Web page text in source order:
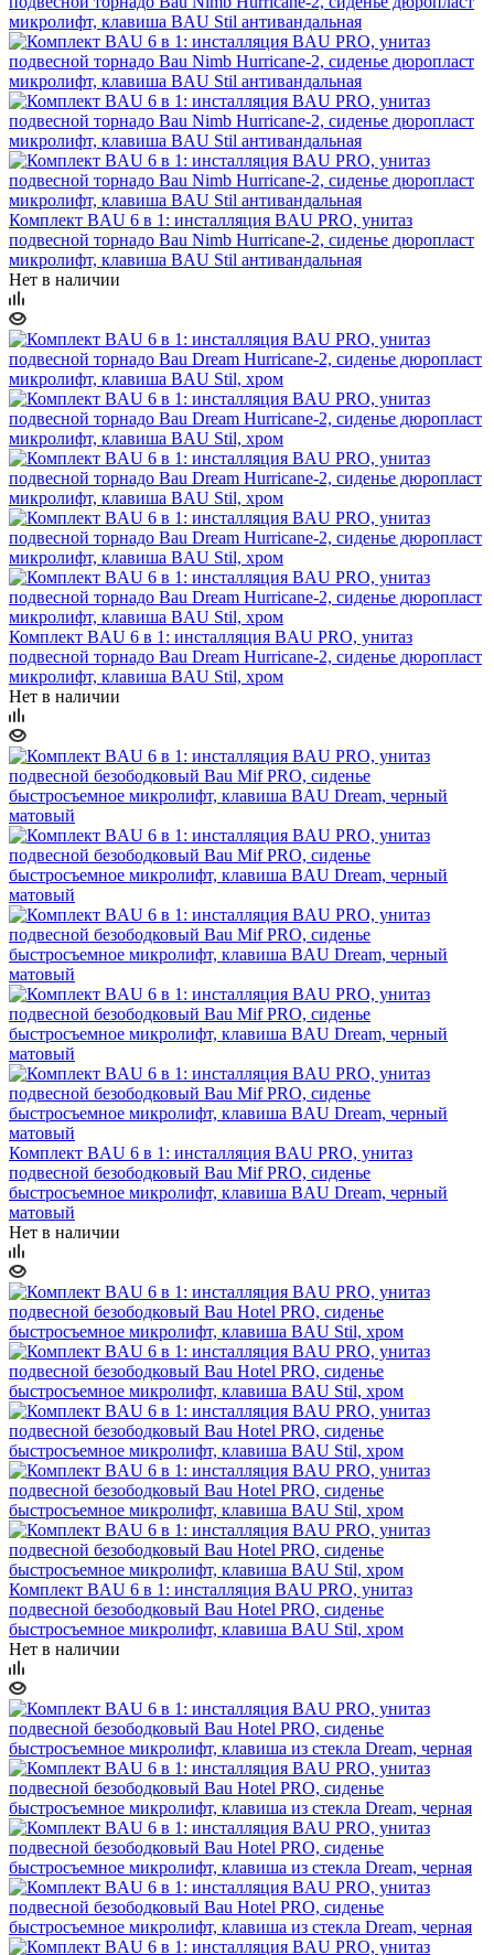
Комплект BAU 6 в 1: инсталляция BAU PRO, унитаз
подвесной торнадо Bau Nimb Hurricane-2, сиденье дюропласт
микролифт, клавиша BAU Stil антивандальная
Нет в наличии
Комплект BAU 6 в 1: инсталляция BAU PRO, унитаз
подвесной торнадо Bau Dream Hurricane-2, сиденье дюропласт
микролифт, клавиша BAU Stil, хром
Нет в наличии
Комплект BAU 6 в 1: инсталляция BAU PRO, унитаз
подвесной безободковый Bau Mif PRO, сиденье
быстросъемное микролифт, клавиша BAU Dream, черный
матовый
Нет в наличии
Комплект BAU 6 в 1: инсталляция BAU PRO, унитаз
подвесной безободковый Bau Hotel PRO, сиденье
быстросъемное микролифт, клавиша BAU Stil, хром
Нет в наличии